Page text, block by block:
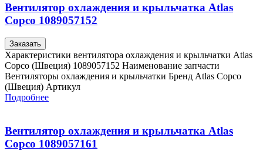
Вентилятор охлаждения и крыльчатка Atlas
Copco 1089057152
Заказать
Характеристики вентилятора охлаждения и крыльчатки Atlas
Copco (Швеция) 1089057152 Наименование запчасти
Вентиляторы охлаждения и крыльчатки Бренд Atlas Copco
(Швеция) Артикул
Подробнее
Вентилятор охлаждения и крыльчатка Atlas
Copco 1089057161